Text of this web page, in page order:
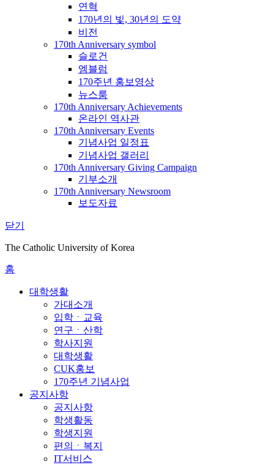
연혁
170년의 빛, 30년의 도약
비전
170th Anniversary symbol
슬로건
엠블럼
170주년 홍보영상
뉴스룸
170th Anniversary Achievements
온라인 역사관
170th Anniversary Events
기념사업 일정표
기념사업 갤러리
170th Anniversary Giving Campaign
기부소개
170th Anniversary Newsroom
보도자료
닫기
The Catholic University of Korea
홈
대학생활
가대소개
입학ㆍ교육
연구ㆍ산학
학사지원
대학생활
CUK홍보
170주년 기념사업
공지사항
공지사항
학생활동
학생지원
편의ㆍ복지
IT서비스